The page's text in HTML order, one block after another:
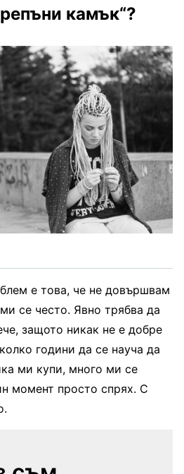
камък“?
е това, че не довършвам
се често. Явно трябва да
защото никак не е добре
години да се науча да
ми купи, много ми се
момент просто спрях. С